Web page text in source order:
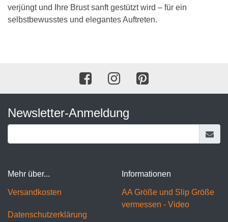
verjüngt und Ihre Brust sanft gestützt wird – für ein
selbstbewusstes und elegantes Auftreten.
Newsletter-Anmeldung
Mehr über...
Versandkosten
Datenschutzerklärung
Informationen
AA Größe und Slip Größe
vermessen - Video